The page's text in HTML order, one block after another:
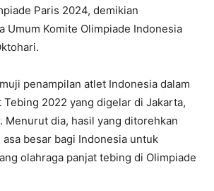
Paris 2024, demikian
Umum Komite Olimpiade Indonesia
penampilan atlet Indonesia dalam
Tebing 2022 yang digelar di Jakarta,
Menurut dia, hasil yang ditorehkan
besar bagi Indonesia untuk
olahraga panjat tebing di Olimpiade